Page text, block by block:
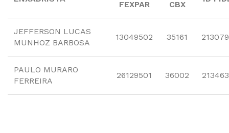
FEXPAR
CBX
JEFFERSON LUCAS
MUNHOZ BARBOSA
13049502 35161
PAULO MURARO
FERREIRA
26129501 36002